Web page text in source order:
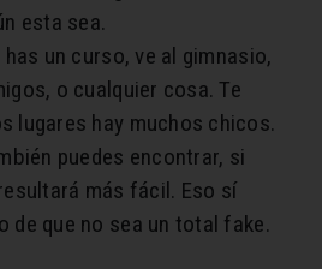
esta sea.
un curso, ve al gimnasio,
o cualquier cosa. Te
lugares hay muchos chicos.
puedes encontrar, si
más fácil. Eso sí
de que no sea un total fake.